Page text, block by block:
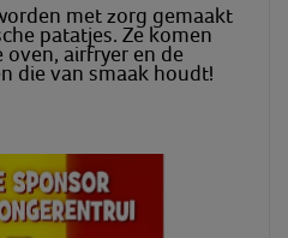
met zorg gemaakt
patatjes. Ze komen
oven, airfryer en de
die van smaak houdt!